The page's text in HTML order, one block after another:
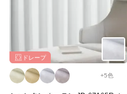
ドレープ
+5色